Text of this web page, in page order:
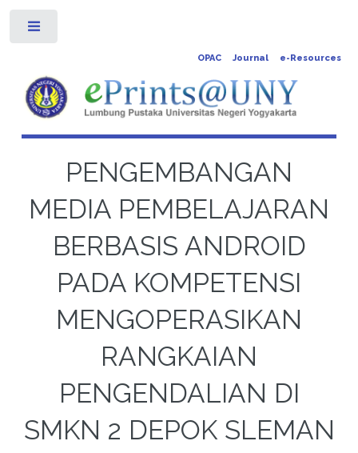
OPAC Journal e-Resources
PENGEMBANGAN
MEDIA PEMBELAJARAN
BERBASIS ANDROID
PADA KOMPETENSI
MENGOPERASIKAN
RANGKAIAN
PENGENDALIAN DI
SMKN 2 DEPOK SLEMAN